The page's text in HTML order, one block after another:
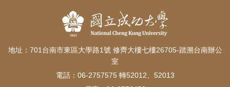
地址：701台南市東區大學路1號 修齊大樓七樓26705-踏溯台南辦公
室
電話：06-2757575 轉52012、52013